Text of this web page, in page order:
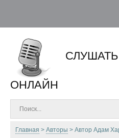
ОНЛАЙН
Главная Авторы Автор Адам